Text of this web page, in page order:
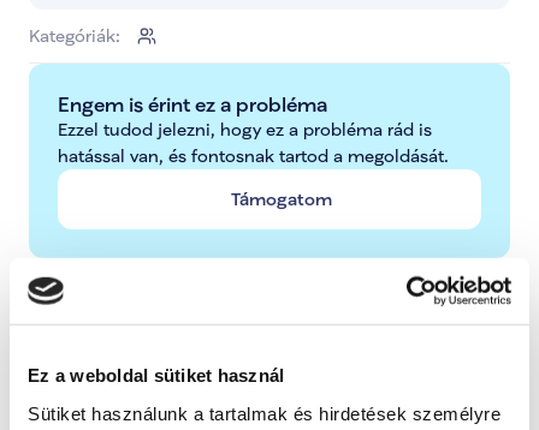
Ez a weboldal sütiket használ
Sütiket használunk a tartalmak és hirdetések személyre
Kategóriák:
Engem is érint ez a probléma
Ezzel tudod jelezni, hogy ez a probléma rád is
hatással van, és fontosnak tartod a megoldását.
Támogatom
További lépések a probléma kapcsán
A TISZA alelnöke, Országgyűlési képviselő,
Kormánybiztos